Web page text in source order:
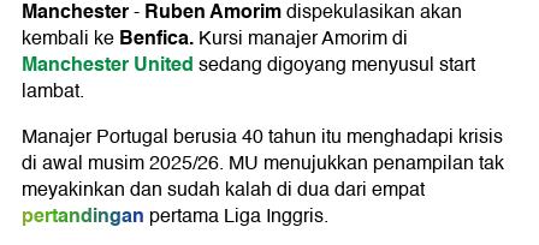
Manchester-Ruben Amorimdispekulasikan akan
kembali keBenfica.Kursi manajer Amorim di
Manchester Unitedsedang digoyang menyusul start
lambat.
Manajer Portugal berusia 40 tahun itu menghadapi krisis
di awal musim 2025/26. MU menujukkan penampilan tak
meyakinkan dan sudah kalah di dua dari empat
pertandingan pertama Liga Inggris.